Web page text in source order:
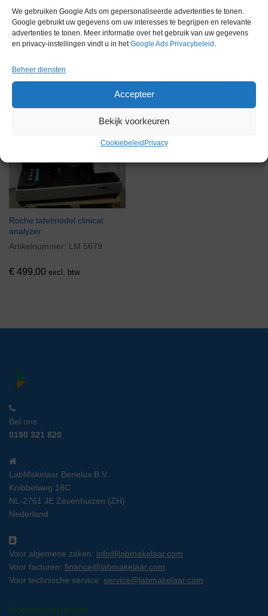
We gebruiken Google Ads om gepersonaliseerde advertenties te tonen.
Google gebruikt uw gegevens om uw interesses te begrijpen en relevante
advertenties te tonen. Meer informatie over het gebruik van uw gegevens
en privacy-instellingen vindt u in hetGoogle Ads Privacybeleid .
Beheer diensten
Accepteer
Bekijk voorkeuren
Cookiebeleid Privacy
Gerelateerde producten
Roche tafelmodel clinical
analyzer
Artikelnummer: LM 5679
€ 499,00 excl. btw
Bel ons
0180 321 820
LabMakelaar Benelux B.V.
Knibbelweg 18C
NL-2761 JE Zevenhuizen (ZH)
Nederland
Voor algemene zaken: info@labmakelaar.com
Voor facturen: finance@labmakelaar.com
Voor technische service: service@labmakelaar.com
Kopersinformatie